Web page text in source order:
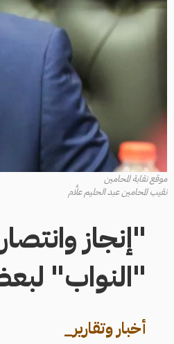
موقع نقابة المحامين
نقيب المحامين عبد الحليم علَّام
"إنجاز
"النواب"
أخبار وتقارير_